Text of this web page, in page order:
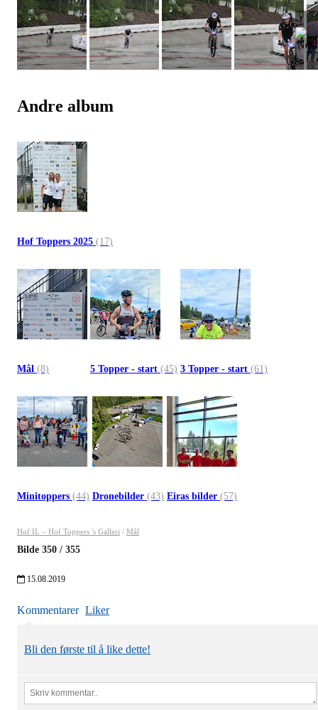
Andre album
Hof Toppers 2025 (17)
Mål (8) 5 Topper - start (45) 3 Topper - start (61)
Minitoppers (44) Dronebilder (43) Eiras bilder (57)
Hof IL – Hof Toppers 's Galleri / Mål
Bilde 350 / 355
15.08.2019
Kommentarer Liker
Bli den første til å like dette!